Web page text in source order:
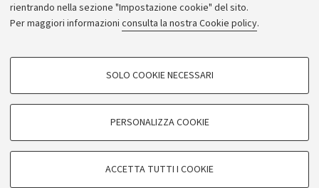
rientrando nella sezione "Impostazione cookie" del sito.
Per maggiori informazioni consulta la nostra Cookie policy.
COOKIE DI PROFILAZIONE - FACOLTATIVI
COOKIE TECNICI - NECESSARI
SOLO COOKIE NECESSARI
PERSONALIZZA COOKIE
ACCETTA TUTTI I COOKIE
Atti di notifica
Informazioni sul sito e accessibilità
Dichiarazione di accessibilità
Privacy e note legali
Impostazioni Cookie
©Copyright 2026 - ALMA MATER STUDIORUM - Università di
Bologna - Via Zamboni,33 - 40126Bologna - PI:
- CF:80007010376